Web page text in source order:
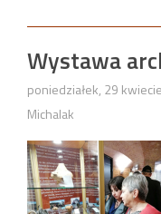
Wystawa
poniedziałek, 29
Michalak